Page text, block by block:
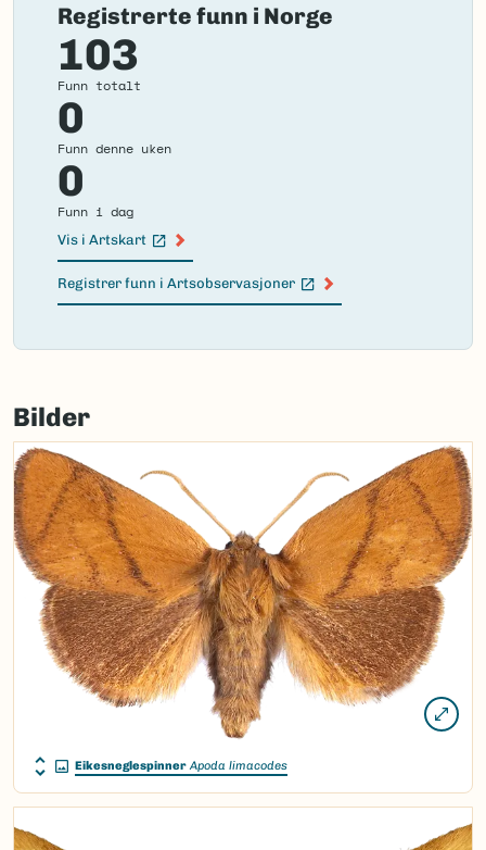
Registrerte funn i Norge
103
Funn totalt
0
Funn denne uken
0
Funn i dag
Vis i Artskart
(Ekstern lenke)
Registrer funn i Artsobservasjoner
(Ekstern lenke)
Failed
load
map.
Bilder
Eikesneglespinner Apoda limacodes